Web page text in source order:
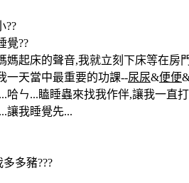
??
覺??
媽起床的聲音,我就立刻下床等在房
一天當中最重要的功課--尿尿&便便
哈ㄣ...瞌睡蟲來找我作伴,讓我一直
讓我睡覺先...
多豬???